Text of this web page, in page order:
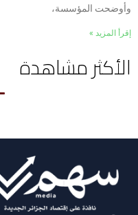
وأوضحت المؤسسة،
إقرأ المزيد »
الأكثر مشاهدة